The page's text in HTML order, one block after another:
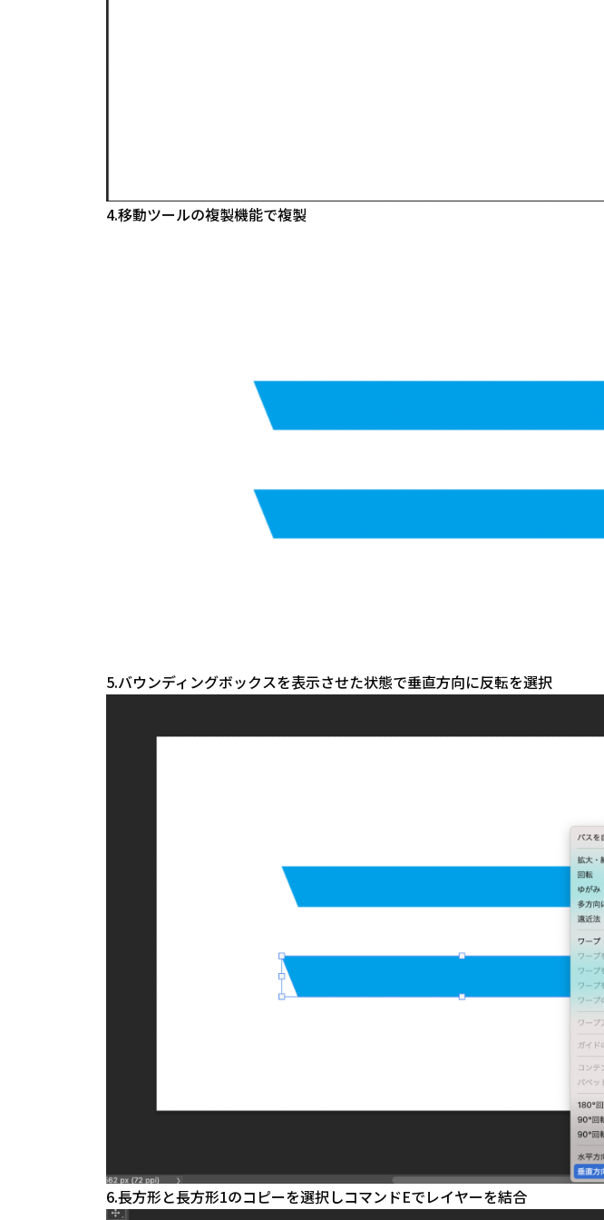
4.移動ツールの複製機能で複製
5.バウンディングボックスを表示させた状態で垂直方向に反転を選択
6.長方形と長方形1のコピーを選択しコマンドEでレイヤーを結合